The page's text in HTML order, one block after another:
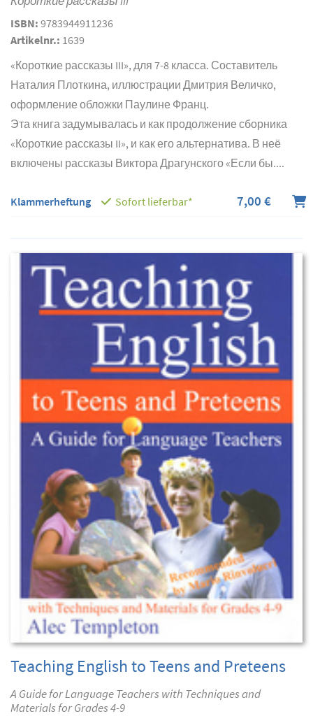
ISBN: 9783944911236
Artikelnr.: 1639
«Короткие рассказы III», для 7-8 класса. Составитель
Наталия Плоткина, иллюстрации Дмитрия Величко,
оформление обложки Паулине Франц.
Эта книга задумывалась и как продолжение сборника
«Короткие рассказы II», и как его альтернатива. В неё
включены рассказы Виктора Драгунского «Если бы....
Klammerheftung Sofort lieferbar* 7,00 €
Teaching English to Teens and Preteens
A Guide for Language Teachers with Techniques and
Materials for Grades 4-9